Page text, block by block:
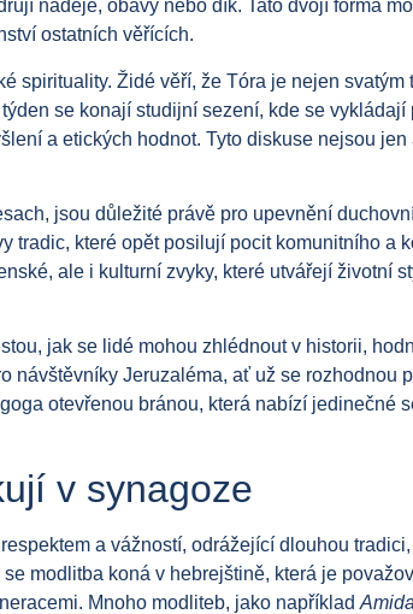
naděje, obavy nebo dík. Tato dvojí forma
ostatních věřících.
spirituality. Židé věří, že Tóra je nejen svatým
se konají studijní sezení, kde se vykládají
a etických hodnot. Tyto diskuse nejsou
jsou důležité právě pro upevnění
tradic, které opět posilují pocit komunitního a
ale i kulturní zvyky, které utvářejí životní
jak se lidé mohou zhlédnout v historii,
návštěvníky Jeruzaléma, ať už se rozhodnou
otevřenou bránou, která nabízí jedinečné
v synagoze
a vážností, odrážející dlouhou
modlitba koná v hebrejštině, která je
Mnoho modliteb, jako například